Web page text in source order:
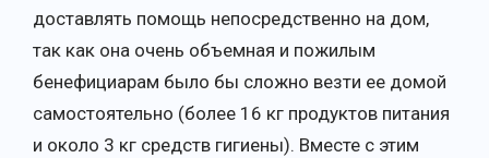
доставлять помощь непосредственно ​​на дом,
так как она очень объемная и пожилым
бенефициарам было бы сложно везти ее домой
самостоятельно (более 16 кг продуктов питания
и около 3 кг средств гигиены). Вместе с этим